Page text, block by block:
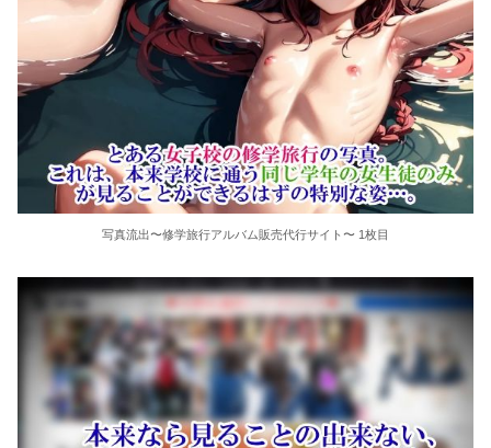
写真流出〜修学旅行アルバム販売代行サイト〜 1枚目